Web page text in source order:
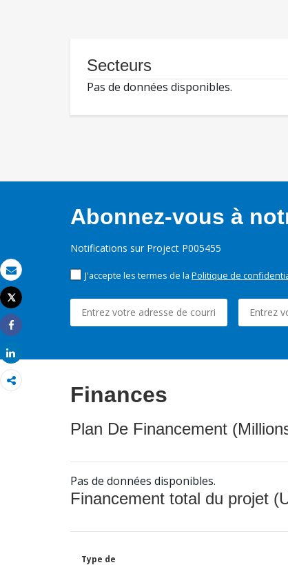
Email
Imprimer
Tweet
Share
Secteurs
Pas de données disponibles.
Abonnez-vous à
Notifications sur Project P005455
J'accepte les termes de la Politique de
Finances
Plan De Financement
Pas de données disponibles.
Financement total du projet
Type de